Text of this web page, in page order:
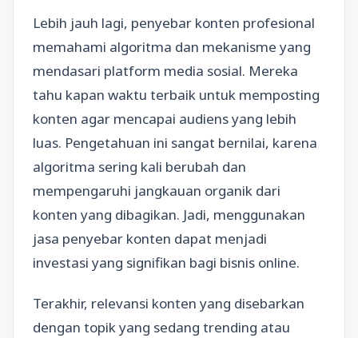
Lebih jauh lagi, penyebar konten profesional
memahami algoritma dan mekanisme yang
mendasari platform media sosial. Mereka
tahu kapan waktu terbaik untuk memposting
konten agar mencapai audiens yang lebih
luas. Pengetahuan ini sangat bernilai, karena
algoritma sering kali berubah dan
mempengaruhi jangkauan organik dari
konten yang dibagikan. Jadi, menggunakan
jasa penyebar konten dapat menjadi
investasi yang signifikan bagi bisnis online.
Terakhir, relevansi konten yang disebarkan
dengan topik yang sedang trending atau